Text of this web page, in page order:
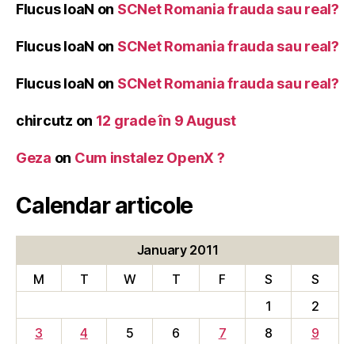
Flucus IoaN on SCNet Romania frauda sau real?
Flucus IoaN on SCNet Romania frauda sau real?
Flucus IoaN on SCNet Romania frauda sau real?
chircutz on 12 grade în 9 August
Geza on Cum instalez OpenX ?
Calendar articole
January 2011
M
T W T F S
S
1
2
3
4 5 6 7 8 9